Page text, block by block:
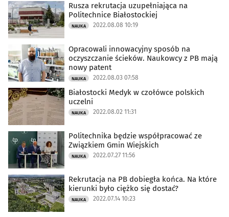
Rusza rekrutacja uzupełniająca na
Politechnice Białostockiej
NAUKA 2022.08.08 10:19
Opracowali innowacyjny sposób na
oczyszczanie ścieków. Naukowcy z PB mają
nowy patent
NAUKA 2022.08.03 07:58
Białostocki Medyk w czołówce polskich
uczelni
NAUKA 2022.08.02 11:31
Politechnika będzie współpracować ze
Związkiem Gmin Wiejskich
NAUKA 2022.07.27 11:56
Rekrutacja na PB dobiegła końca. Na które
kierunki było ciężko się dostać?
NAUKA 2022.07.14 10:23